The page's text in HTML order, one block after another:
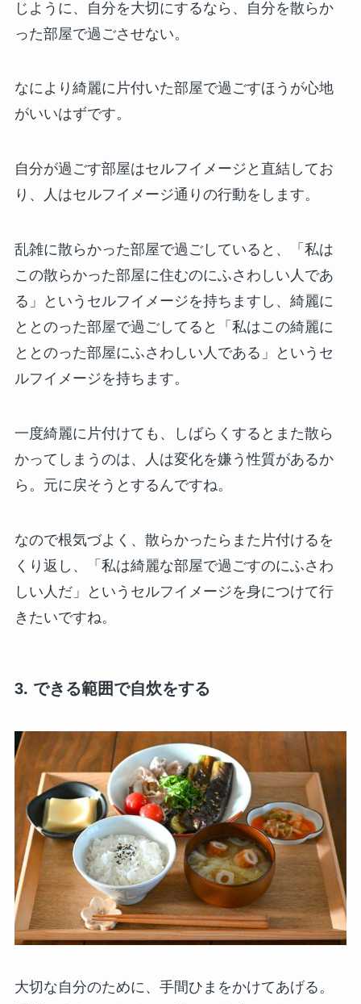
じように、自分を大切にするなら、自分を散らか
った部屋で過ごさせない。
なにより綺麗に片付いた部屋で過ごすほうが心地
がいいはずです。
自分が過ごす部屋はセルフイメージと直結してお
り、人はセルフイメージ通りの行動をします。
乱雑に散らかった部屋で過ごしていると、「私は
この散らかった部屋に住むのにふさわしい人であ
る」というセルフイメージを持ちますし、綺麗に
ととのった部屋で過ごしてると「私はこの綺麗に
ととのった部屋にふさわしい人である」というセ
ルフイメージを持ちます。
一度綺麗に片付けても、しばらくするとまた散ら
かってしまうのは、人は変化を嫌う性質があるか
ら。元に戻そうとするんですね。
なので根気づよく、散らかったらまた片付けるを
くり返し、「私は綺麗な部屋で過ごすのにふさわ
しい人だ」というセルフイメージを身につけて行
きたいですね。
3. できる範囲で自炊をする
大切な自分のために、手間ひまをかけてあげる。